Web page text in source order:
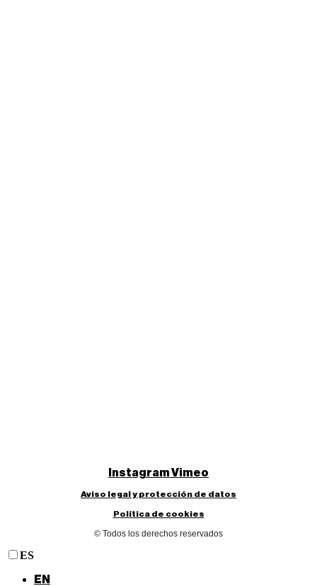
InstagramVimeo
Aviso legal y protección de datos
Política de cookies
© Todos los derechos reservados
ES
EN